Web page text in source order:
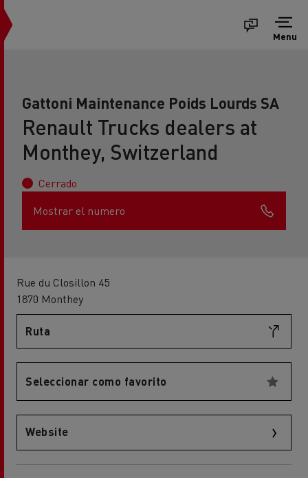
Menu
Gattoni Maintenance Poids Lourds SA
Renault Trucks dealers at
Monthey, Switzerland
Cerrado
Mostrar el numero
Rue du Closillon 45
1870 Monthey
Ruta
Seleccionar como favorito
Website